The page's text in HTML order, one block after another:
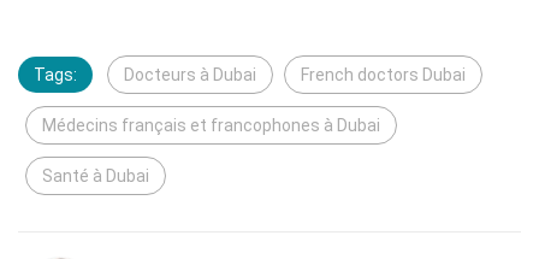
Tags: Docteurs à Dubai French doctors Dubai
Médecins français et francophones à Dubai
Santé à Dubai